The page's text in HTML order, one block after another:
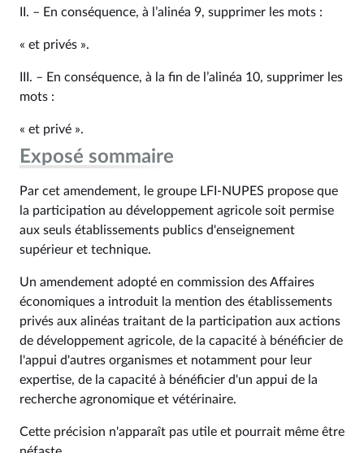
II. – En conséquence, à l’alinéa 9, supprimer les mots :
« et privés ».
III. – En conséquence, à la fin de l’alinéa 10, supprimer les
mots :
« et privé ».
Exposé sommaire
Par cet amendement, le groupe LFI-NUPES propose que
la participation au développement agricole soit permise
aux seuls établissements publics d'enseignement
supérieur et technique.
Un amendement adopté en commission des Affaires
économiques a introduit la mention des établissements
privés aux alinéas traitant de la participation aux actions
de développement agricole, de la capacité à bénéficier de
l'appui d'autres organismes et notamment pour leur
expertise, de la capacité à bénéficier d'un appui de la
recherche agronomique et vétérinaire.
Cette précision n'apparaît pas utile et pourrait même être